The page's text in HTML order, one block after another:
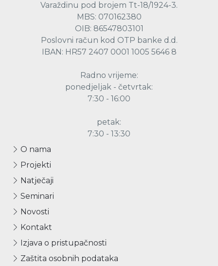
Varaždinu pod brojem Tt-18/1924-3.
MBS: 070162380
OIB: 86547803101
Poslovni račun kod OTP banke d.d.
IBAN: HR57 2407 0001 1005 5646 8
Radno vrijeme:
ponedjeljak - četvrtak:
7:30 - 16:00
petak:
7:30 - 13:30
O nama
Projekti
Natječaji
Seminari
Novosti
Kontakt
Izjava o pristupačnosti
Zaštita osobnih podataka